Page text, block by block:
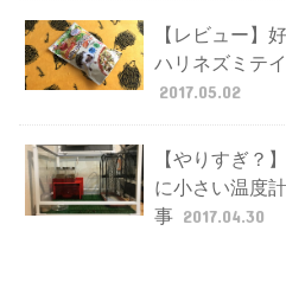
【レビュー】
ハリネズミテ
2017.05.02
【やりすぎ？
に小さい温度
事 2017.04.30